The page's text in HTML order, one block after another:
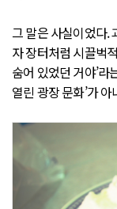
그 말은 사실이었다.
자 장터처럼 시끌벅
숨어 있었던 거야’라
열린 광장 문화’가